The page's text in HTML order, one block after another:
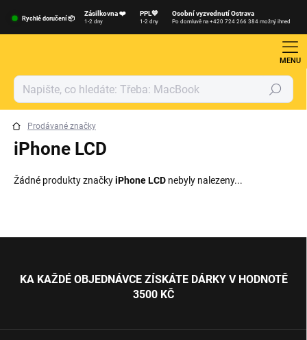
Rychlé doručení 📦
Zásilkovna ❤️ PPL💙 Osobní vyzvednutí Ostrava
1-2 dny 1-2 dny Po domluvě na +420 724 266 384 možný ihned
Hledat
Prodávané značky
iPhone LCD
Žádné produkty značkyiPhone LCD nebyly nalezeny...
KA KAŽDÉ OBJEDNÁVCE ZÍSKÁTE DÁRKY V HODNOTĚ
3500 KČ